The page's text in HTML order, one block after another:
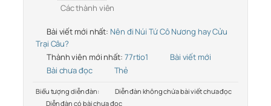
Các thành viên
Bài viết mới nhất: Nên đi Núi Tứ Cô Nương hay Cửu
Trại Câu?
Thành viên mới nhất: 77rtio1
Bài viết mới
Bài chưa đọc
Thẻ
Biểu tượng diễn đàn:
Diễn đàn không chứa bài viết chưa đọc
Diễn đàn có bài chưa đọc